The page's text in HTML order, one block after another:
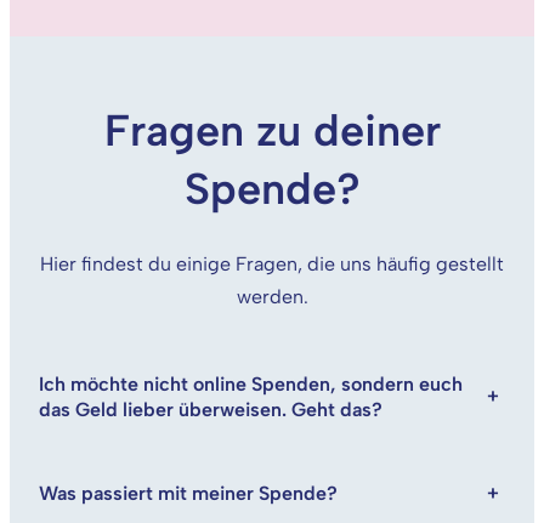
Fragen zu deiner
Spende?
Hier findest du einige Fragen, die uns häufig gestellt
werden.
Ich möchte nicht online Spenden, sondern euch
das Geld lieber überweisen. Geht das?
+
Was passiert mit meiner Spende? +